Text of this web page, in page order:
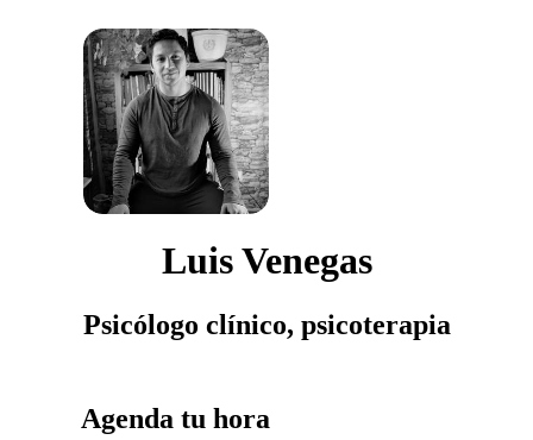
Luis Venegas
Psicólogo clínico, psicoterapia
Agenda tu hora